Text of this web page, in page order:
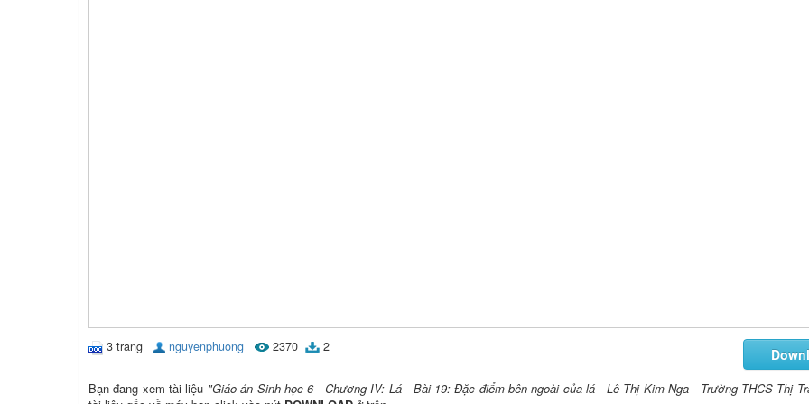
3 trang nguyenphuong 2370 2
Bạn đang xem tài liệu "Giáo án Sinh học 6 - Chương IV: Lá - Bài 19: Đặc điểm bên ngoài của lá - Lê Thị Kim Nga - Trường THCS Thị